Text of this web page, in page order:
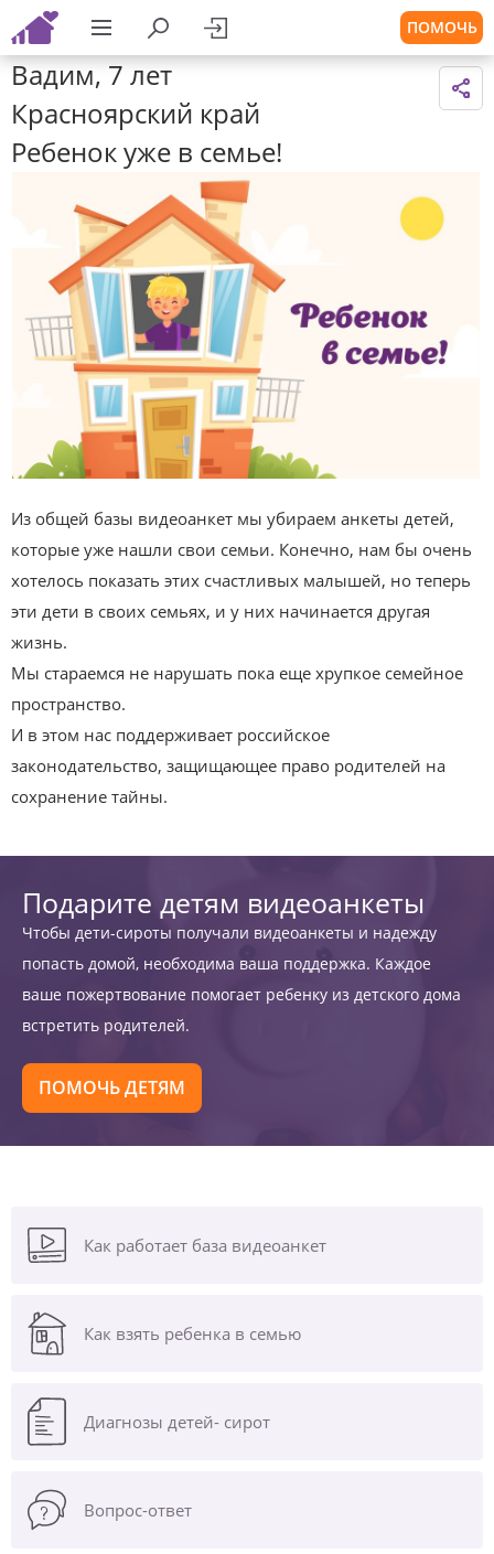
ПОМОЧЬ
Вадим, 7 лет
Красноярский край
Ребенок уже в семье!
Из общей базы видеоанкет мы убираем анкеты детей,
которые уже нашли свои семьи. Конечно, нам бы очень
хотелось показать этих счастливых малышей, но теперь
эти дети в своих семьях, и у них начинается другая
жизнь.
Мы стараемся не нарушать пока еще хрупкое семейное
пространство.
И в этом нас поддерживает российское
законодательство, защищающее право родителей на
сохранение тайны.
Подарите детям видеоанкеты
Чтобы дети-сироты получали видеоанкеты и надежду
попасть домой, необходима ваша поддержка. Каждое
ваше пожертвование помогает ребенку из детского дома
встретить родителей.
ПОМОЧЬ ДЕТЯМ
Как работает база видеоанкет
Как взять ребенка в семью
Диагнозы детей- сирот
Вопрос-ответ